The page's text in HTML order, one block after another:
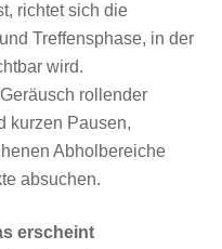
richtet sich die
Treffensphase, in der
wird.
rollender
kurzen Pausen,
Abholbereiche
absuchen.
erscheint